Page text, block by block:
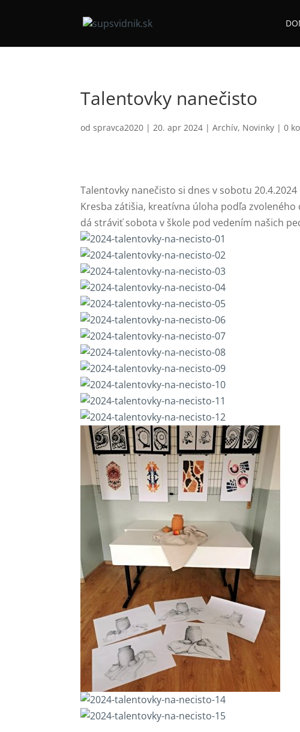
Talentovky nanečisto
odspravca2020 |20. apr 2024 |Archív, Novinky |0
Talentovky nanečisto si dnes v sobotu
Kresba zátišia, kreatívna úloha podľa
dá stráviť sobota v škole pod vedením našich